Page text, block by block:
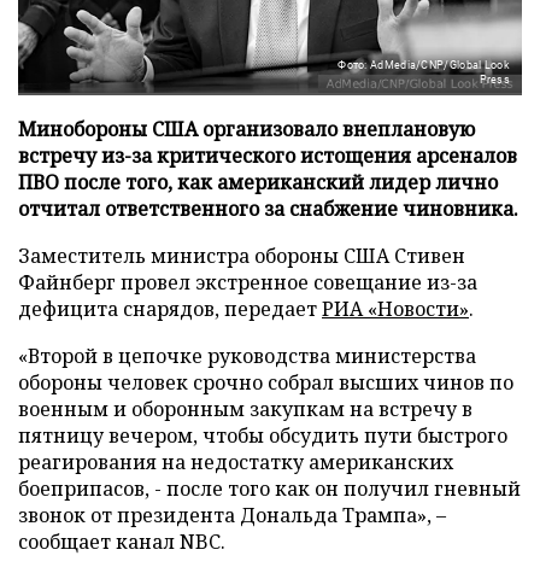
Фото: AdMedia/CNP/Global Look
Press
Минобороны США организовало внеплановую
встречу из-за критического истощения арсеналов
ПВО после того, как американский лидер лично
отчитал ответственного за снабжение чиновника.
Заместитель министра обороны США Стивен
Файнберг провел экстренное совещание из-за
дефицита снарядов, передаетРИА «Новости».
«Второй в цепочке руководства министерства
обороны человек срочно собрал высших чинов по
военным и оборонным закупкам на встречу в
пятницу вечером, чтобы обсудить пути быстрого
реагирования на недостатку американских
боеприпасов, - после того как он получил гневный
звонок от президента Дональда Трампа», –
сообщает канал NBC.